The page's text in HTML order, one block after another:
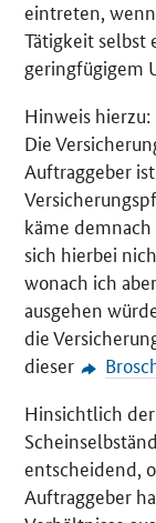
eintreten,
Tätigkeit selbst
geringfügigem
Hinweis hierzu:
Die
Auftraggeber
käme
sich hierbei
wonach ich
ausgehen
die
dieser
Hinsichtlich
entscheidend,
Auftraggeber